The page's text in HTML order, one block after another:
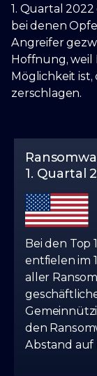
1. Quartal
bei denen
Angreifer
Hoffnung, weil
Möglichkeit
zerschlagen.
1. Quartal
Bei den Top
entfielen im
aller
den
Abstand auf